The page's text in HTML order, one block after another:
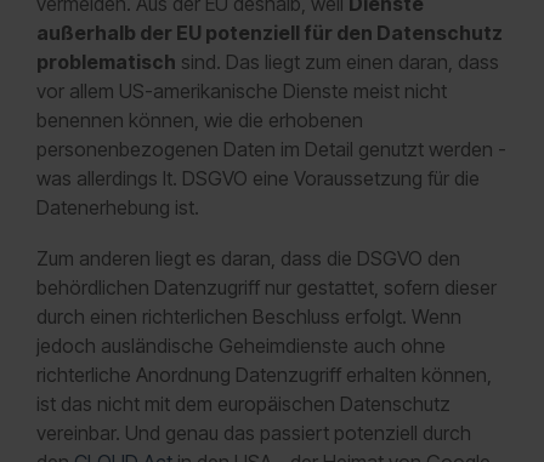
außerhalb der EU potenziell für den Datenschutz
problematisch sind. Das liegt zum einen daran, dass
vor allem US-amerikanische Dienste meist nicht
benennen können, wie die erhobenen
personenbezogenen Daten im Detail genutzt werden -
was allerdings lt. DSGVO eine Voraussetzung für die
Datenerhebung ist.
Zum anderen liegt es daran, dass die DSGVO den
behördlichen Datenzugriff nur gestattet, sofern dieser
durch einen richterlichen Beschluss erfolgt. Wenn
jedoch ausländische Geheimdienste auch ohne
richterliche Anordnung Datenzugriff erhalten können,
ist das nicht mit dem europäischen Datenschutz
vereinbar. Und genau das passiert potenziell durch